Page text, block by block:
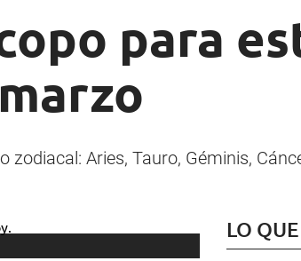
para
Aries, Tauro, Géminis,
LO